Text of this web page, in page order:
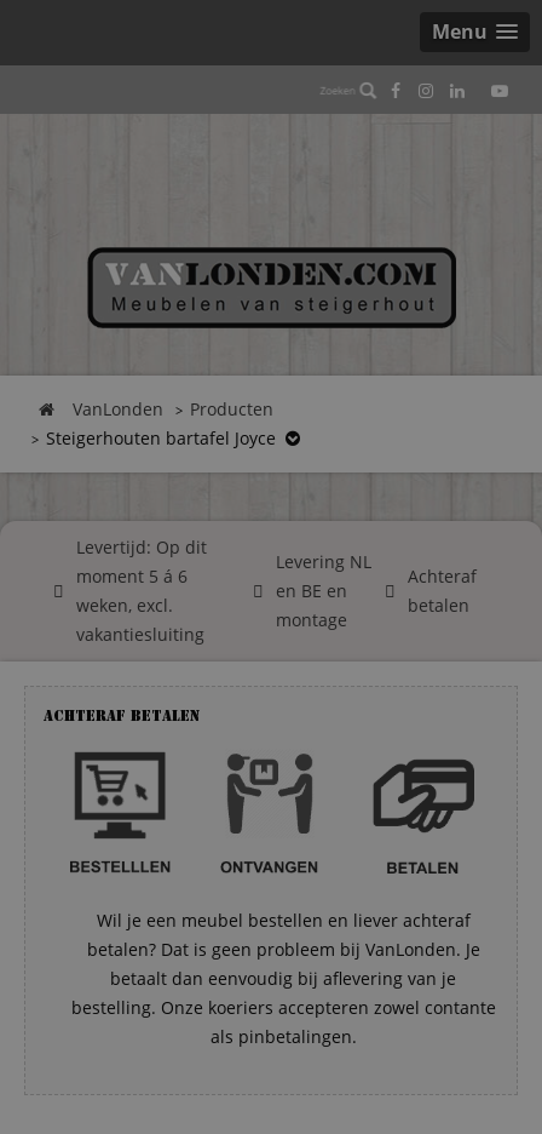
Menu
VanLonden
Producten
Steigerhouten bartafel Joyce
Levertijd: Op dit
moment 5 á 6
weken, excl.
vakantiesluiting
Levering NL
en BE en
montage
Achteraf
betalen
Achteraf betalen
Wil je een meubel bestellen en liever achteraf
betalen? Dat is geen probleem bij VanLonden. Je
betaalt dan eenvoudig bij aflevering van je
bestelling. Onze koeriers accepteren zowel contante
als pinbetalingen.